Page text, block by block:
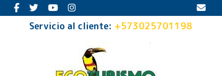
Servicio al cliente: +573025701198